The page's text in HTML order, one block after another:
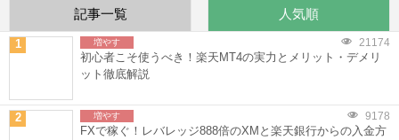
記事一覧 人気順
1 増やす 21174
初心者こそ使うべき！楽天MT4の実力とメリット・デメリ
ット徹底解説
2 増やす 9178
FXで稼ぐ！レバレッジ888倍のXMと楽天銀行からの入金方